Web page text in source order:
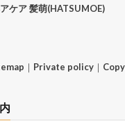
ケア 髪萌(HATSUMOE)
｜ Private policy｜